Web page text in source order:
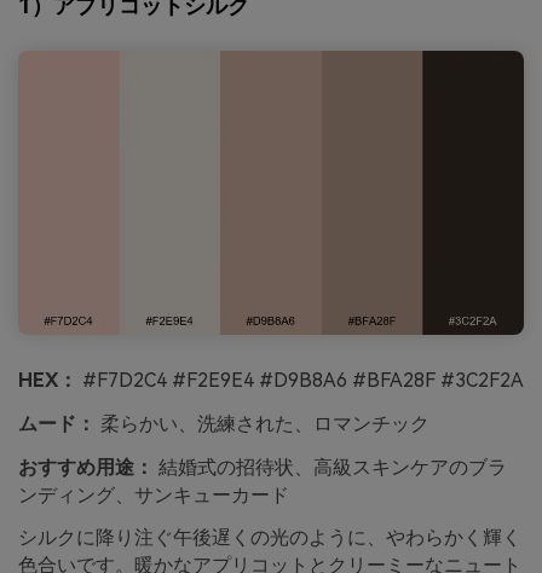
HEX： #F7D2C4 #F2E9E4 #D9B8A6 #BFA28F #3C2F2A
ムード： 柔らかい、洗練された、ロマンチック
おすすめ用途： 結婚式の招待状、高級スキンケアのブラ
ンディング、サンキューカード
シルクに降り注ぐ午後遅くの光のように、やわらかく輝く
色合いです。暖かなアプリコットとクリーミーなニュート